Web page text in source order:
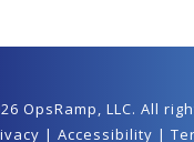
OpsRamp, LLC. All
| Accessibility |